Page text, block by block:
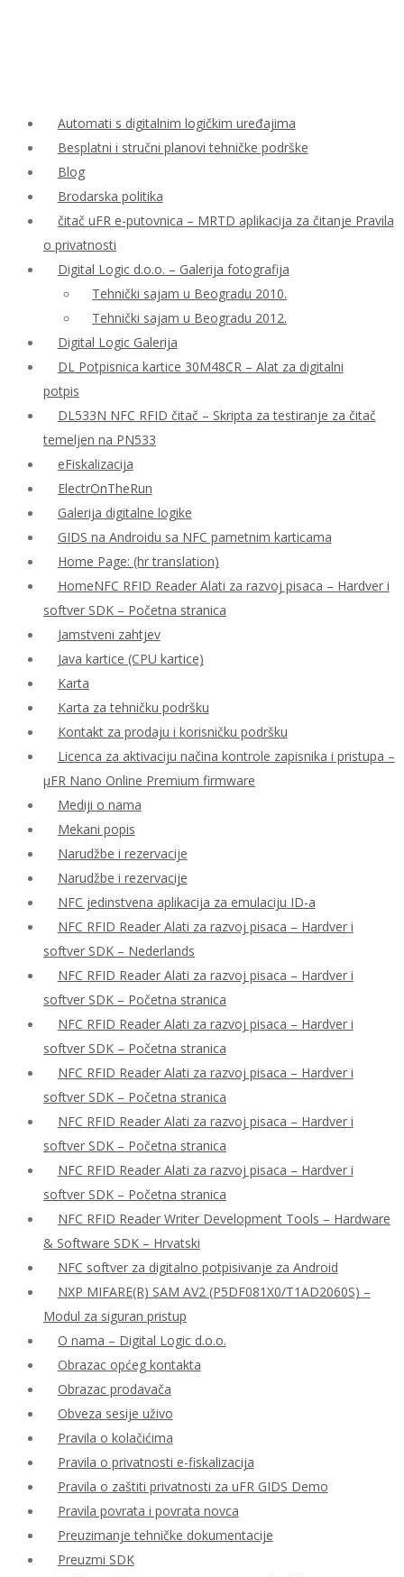
Automati s digitalnim logičkim uređajima
Besplatni i stručni planovi tehničke podrške
Blog
Brodarska politika
čitač uFR e-putovnica – MRTD aplikacija za čitanje Pravila
o privatnosti
Digital Logic d.o.o. – Galerija fotografija
Tehnički sajam u Beogradu 2010.
Tehnički sajam u Beogradu 2012.
Digital Logic Galerija
DL Potpisnica kartice 30M48CR – Alat za digitalni
potpis
DL533N NFC RFID čitač – Skripta za testiranje za čitač
temeljen na PN533
eFiskalizacija
ElectrOnTheRun
Galerija digitalne logike
GIDS na Androidu sa NFC pametnim karticama
Home Page: (hr translation)
HomeNFC RFID Reader Alati za razvoj pisaca – Hardver i
softver SDK – Početna stranica
Jamstveni zahtjev
Java kartice (CPU kartice)
Karta
Karta za tehničku podršku
Kontakt za prodaju i korisničku podršku
Licenca za aktivaciju načina kontrole zapisnika i pristupa –
μFR Nano Online Premium firmware
Mediji o nama
Mekani popis
Narudžbe i rezervacije
Narudžbe i rezervacije
NFC jedinstvena aplikacija za emulaciju ID-a
NFC RFID Reader Alati za razvoj pisaca – Hardver i
softver SDK – Nederlands
NFC RFID Reader Alati za razvoj pisaca – Hardver i
softver SDK – Početna stranica
NFC RFID Reader Alati za razvoj pisaca – Hardver i
softver SDK – Početna stranica
NFC RFID Reader Alati za razvoj pisaca – Hardver i
softver SDK – Početna stranica
NFC RFID Reader Alati za razvoj pisaca – Hardver i
softver SDK – Početna stranica
NFC RFID Reader Alati za razvoj pisaca – Hardver i
softver SDK – Početna stranica
NFC RFID Reader Writer Development Tools – Hardware
& Software SDK – Hrvatski
NFC softver za digitalno potpisivanje za Android
NXP MIFARE(R) SAM AV2 (P5DF081X0/T1AD2060S) –
Modul za siguran pristup
O nama – Digital Logic d.o.o.
Obrazac općeg kontakta
Obrazac prodavača
Obveza sesije uživo
Pravila o kolačićima
Pravila o privatnosti e-fiskalizacija
Pravila o zaštiti privatnosti za uFR GIDS Demo
Pravila povrata i povrata novca
Preuzimanje tehničke dokumentacije
Preuzmi SDK